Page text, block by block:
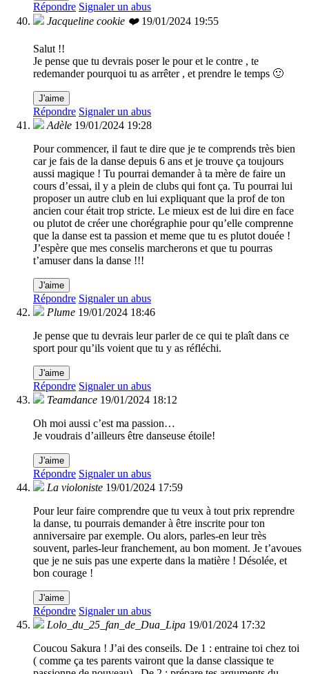
Répondre Signaler un abus
Jacqueline cookie ❤️ 19/01/2024 19:55
Salut !!
Je pense que tu devrais poser le pour et le contre , te
redemander pourquoi tu as arrêter , et prendre le temps 🙂
J'aime
Répondre Signaler un abus
Adèle 19/01/2024 19:28
Pour commencer, il faut te dire que je te comprends très bien
car je fais de la danse depuis 6 ans et je trouve ça toujours
aussi magique ! Tu pourrai demander à ta mère de faire un
cours d’essai, il y a plein de clubs qui font ça. Tu pourrai lui
proposer un autre club en lui expliquant que la prof de ton
ancien cour était trop stricte. Le mieux est de lui dire en face
ou plutot de créer une chorégraphie pour qu’elle comprenne
que la danse est ta passion et meme que tu es plutot douée !
J’espère que mes conselis marcherons et que tu pourras
t’amuser dans la danse !!!
J'aime
Répondre Signaler un abus
Plume 19/01/2024 18:46
Je pense que tu devrais leur parler de ce qui te plaît dans ce
sport pour qu’ils voient que tu y as réfléchi.
J'aime
Répondre Signaler un abus
Teamdance 19/01/2024 18:12
Oh moi aussi c’est ma passion…
Je voudrais d’ailleurs être danseuse étoile!
J'aime
Répondre Signaler un abus
La violoniste 19/01/2024 17:59
Pour leur faire comprendre que tu veux à tout prix reprendre
la danse, tu pourrais demander à être inscrite pour ton
anniversaire par exemple. Ou alors, parles-en leur très
souvent, parles-leur franchement, au bon moment. Je t’avoues
que je ne suis pas une experte dans la matière ! Désolée, et
bon courage !
J'aime
Répondre Signaler un abus
Lolo_du_25_fan_de_Dua_Lipa 19/01/2024 17:32
Coucou Sakura ! J’ai des conseils. De 1 : entraine toi chez toi
( comme ça tes parents vairont que la danse classique te